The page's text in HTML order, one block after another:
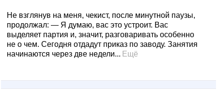
Не взглянув на меня, чекист, после минутной паузы,
продолжал: — Я думаю, вас это устроит. Вас
выделяет партия и, значит, разговаривать особенно
не о чем. Сегодня отдадут приказ по заводу. Занятия
начинаются через две недели... Ещё